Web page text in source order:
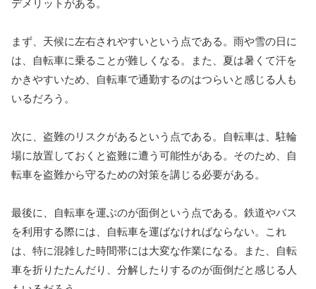
デメリットがある。
まず、天候に左右されやすいという点である。雨や雪の日に
は、自転車に乗ることが難しくなる。また、夏は暑くて汗を
かきやすいため、自転車で通勤するのはつらいと感じる人も
いるだろう。
次に、盗難のリスクがあるという点である。自転車は、駐輪
場に放置しておくと盗難に遭う可能性がある。そのため、自
転車を盗難から守るための対策を講じる必要がある。
最後に、自転車を運ぶのが面倒という点である。鉄道やバス
を利用する際には、自転車を運ばなければならない。これ
は、特に混雑した時間帯には大変な作業になる。また、自転
車を折りたたんだり、分解したりするのが面倒だと感じる人